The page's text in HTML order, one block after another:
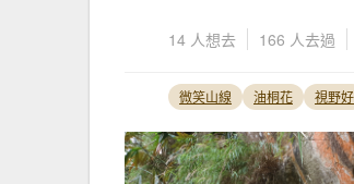
14 人想去 166 人去過
微笑山線 油桐花 視野好